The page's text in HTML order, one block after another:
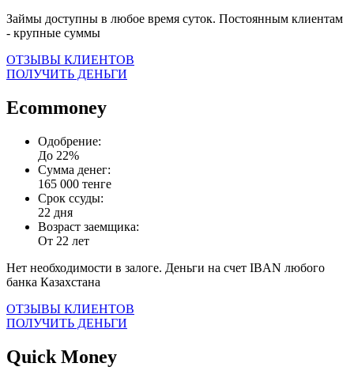
Займы доступны в любое время суток. Постоянным клиентам
- крупные суммы
ОТЗЫВЫ КЛИЕНТОВ
ПОЛУЧИТЬ ДЕНЬГИ
Ecommoney
Одобрение:
До 22%
Сумма денег:
165 000 тенге
Срок ссуды:
22 дня
Возраст заемщика:
От 22 лет
Нет необходимости в залоге. Деньги на счет IBAN любого
банка Казахстана
ОТЗЫВЫ КЛИЕНТОВ
ПОЛУЧИТЬ ДЕНЬГИ
Quick Money